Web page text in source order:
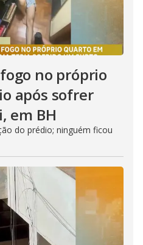
no próprio
após sofrer
em BH
do prédio; ninguém ficou